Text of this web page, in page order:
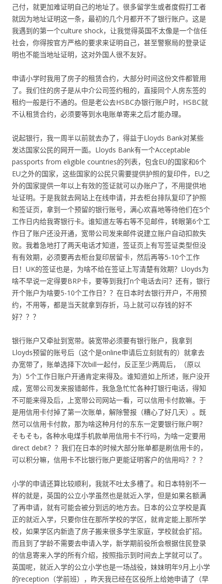
己付，就更加难证明自己的地址了。很多留学生或者度假打工者
就因为地址证明这一条，最初的几个月都开不了银行账户。这是
我遇到的第一个culture shock，让我觉得英国不太像是一个信任
社会，你得按官方严格的要求来证明自己，甚至警察局的登录证
明也不能当地址证明，这对外国人很不友好。
申请小学时我用了房子的租赁合约，大部分时间这份文件都管用
了。我们住的房子是从中介公司签约租的，直接同个人房东签的
租约一般是行不通的。但是老公去HSBC办银行账户时，HSBC就
不认租赁合约，必须要等到水电账单寄来之后才能办理。
说起银行，我一周半以前就去办了，得益于Lloyds Bank对某些
发达国家公民的网开一面。Lloyds Bank有一个Acceptable
passports from eligible countries的列表，包含EU的国家和6个
EU之外的国家，这些国家的公民只需要提供护照的复印件，EU之
外的国家提供一年以上有效的签证就可以办账户了，不用提供地
址证明。于是我就去网站上在线申请，并去柜台排队复印了护照
和签证页，拿到一个预留的银行账号，满心欢喜地等待他们在5个
工作日内给我寄银行卡。谁知道左等右等不见邮件，转眼第6个工
作日了账户还没开通，宽带公司发来邮件说建立账户自动扣款失
败。我着急地打了两天电话才知道，签证页上有写签证类型但没
有有效期，必须要再去柜台复印居留卡，然后再等5-10个工作
日！UK的签证也是，为啥不给在签证上写清楚有效期？Lloyds为
啥不早说一定得要BRP卡，要等到我打n个电话去问？还有，银行
开个账户为啥要5-10个工作日？？在日本时去银行开户，不用预
约，不用等，都是当天就拿到存折，马上就可以存钱的好不
好？？？
银行账户又牵扯到宽带。装宽带必须要有银行账户，我拿到
Lloyds预留的账号后（这个是online申请后立刻就有的）就拿去
办宽带了，账单选择下次bill一起付，反正至少两周后，（原以
为）5个工作日账户开通肯定来得及。谁知道如上所述，账户没开
成，宽带公司发来报错邮件，我急急忙忙各种打银行电话，得知
不可能来得及后，上宽带公司网站一看，可以信用卡付款嘛。于
是用信用卡付掉了第一次账单，解除警报（糟心了好几天）。既
然可以信用卡付款，那为啥这种月付的东东一定要银行账户啊？
そもそも，各种水电煤手机款单用信用卡不行吗，为啥一定要用
direct debit？？我们在日本的时候大部分账单都是刷信用卡的，
可以积分嘛，信用卡不比银行账户更能证明客户的信用吗？？？
小学的申请还算比较顺利，我就不吐太多槽了。和日本特别不一
样的就是，英国的公立小学虽然也是就近入学，但是如果名额满
了再申请，就有可能会被分到远的地方去。日本的公立学校是真
正的就近入学，只要你住在那所学校的学区，就肯定能上那所学
校，如果学区内新造了房子搬来很多学生家庭，学校就会扩招。
而且到了学龄不需要去申请入学，新学期前役所会根据住民登录
的信息寄来入学的所有介绍，按照指示到时间去上学就可以了。
英国呢，就近入学的公立小学也是一场战役，妹妹明年9月上小学
的reception（学前班），昨天我已经在区役所上给她申请了（早